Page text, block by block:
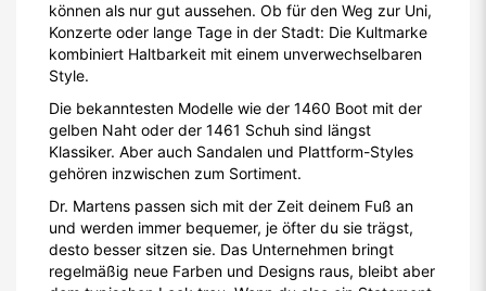
können als nur gut aussehen. Ob für den Weg zur Uni,
Konzerte oder lange Tage in der Stadt: Die Kultmarke
kombiniert Haltbarkeit mit einem unverwechselbaren
Style.
Die bekanntesten Modelle wie der 1460 Boot mit der
gelben Naht oder der 1461 Schuh sind längst
Klassiker. Aber auch Sandalen und Plattform-Styles
gehören inzwischen zum Sortiment.
Dr. Martens passen sich mit der Zeit deinem Fuß an
und werden immer bequemer, je öfter du sie trägst,
desto besser sitzen sie. Das Unternehmen bringt
regelmäßig neue Farben und Designs raus, bleibt aber